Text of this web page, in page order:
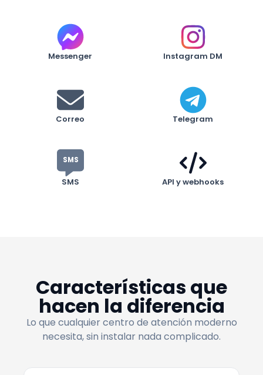
Messenger Instagram DM
Correo Telegram
SMS
SMS API y webhooks
Características que
hacen la diferencia
Lo que cualquier centro de atención moderno
necesita, sin instalar nada complicado.